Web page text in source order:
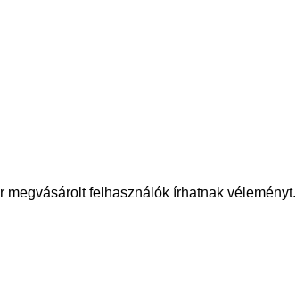
megvásárolt felhasználók írhatnak véleményt.